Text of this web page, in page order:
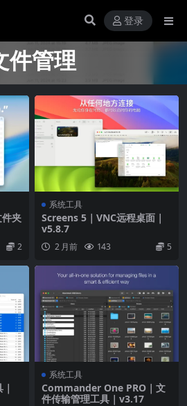
登录
件管理
夹
2
系统工具
Screens 5｜VNC远程桌面｜
v5.8.7
2 月前 143 5
系统工具
Commander One PRO｜文
件传输管理工具｜v3.17